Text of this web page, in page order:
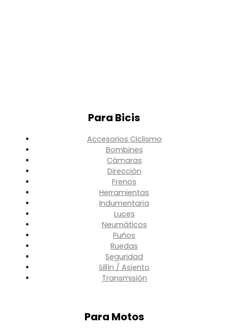
Para Bicis
Accesorios Ciclismo
Bombines
Cámaras
Dirección
Frenos
Herramientas
Indumentaria
Luces
Neumáticos
Puños
Ruedas
Seguridad
Sillín / Asiento
Transmisión
Para Motos